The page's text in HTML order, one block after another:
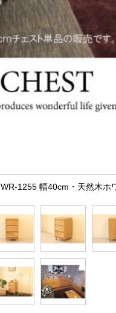
WR-1255 幅40cm・天然木ホ